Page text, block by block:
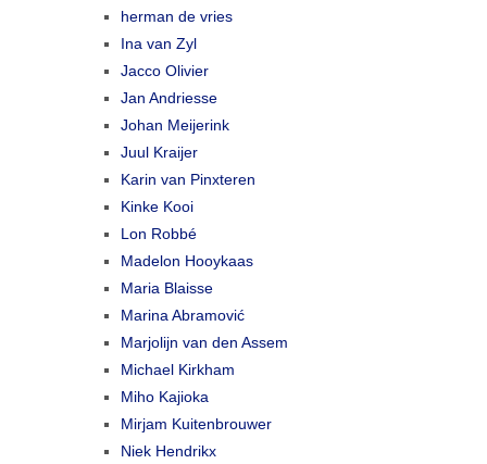
herman de vries
Ina van Zyl
Jacco Olivier
Jan Andriesse
Johan Meijerink
Juul Kraijer
Karin van Pinxteren
Kinke Kooi
Lon Robbé
Madelon Hooykaas
Maria Blaisse
Marina Abramović
Marjolijn van den Assem
Michael Kirkham
Miho Kajioka
Mirjam Kuitenbrouwer
Niek Hendrikx